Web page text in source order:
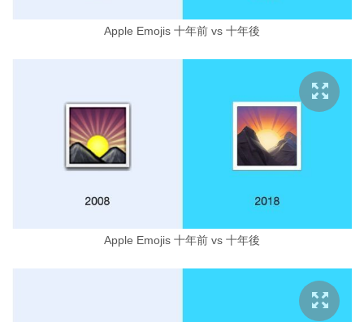
Apple Emojis 十年前 vs 十年後
Apple Emojis 十年前 vs 十年後